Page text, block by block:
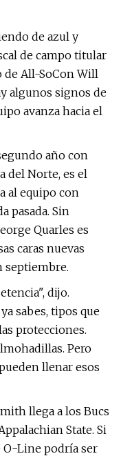
de azul y
de campo titular
All-SoCon Will
algunos signos de
avanza hacia el
año con
del Norte, es el
al equipo con
pasada. Sin
Quarles es
caras nuevas
septiembre.
dijo.
sabes, tipos que
protecciones.
Pero
llenar esos
llega a los Bucs
State. Si
O-Line podría ser